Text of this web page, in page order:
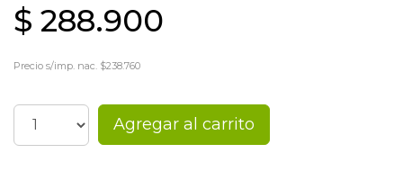
$ 288.900
Precio s/imp. nac. $238.760
Agregar al carrito